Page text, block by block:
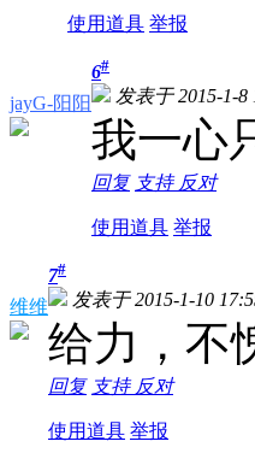
使用道具 举报
jayG-阳阳
6#
发表于 2015-1-8
我一心
回复 支持 反对
使用道具 举报
维维
7#
发表于 2015-1-10
给力，不
回复 支持 反对
使用道具 举报